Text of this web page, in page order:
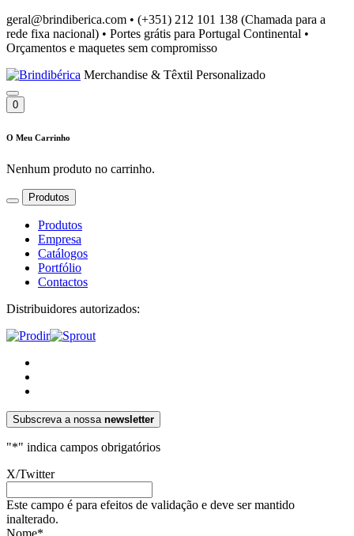
geral@brindiberica.com • (+351) 212 101 138 (Chamada para a
rede fixa nacional) • Portes grátis para Portugal Continental •
Orçamentos e maquetes sem compromisso
Merchandise & Têxtil Personalizado
0
O Meu Carrinho
Nenhum produto no carrinho.
Produtos
Produtos
Empresa
Catálogos
Portfólio
Contactos
Distribuidores autorizados:
Subscreva a nossa newsletter
"*" indica campos obrigatórios
X/Twitter
Este campo é para efeitos de validação e deve ser mantido
inalterado.
Nome*